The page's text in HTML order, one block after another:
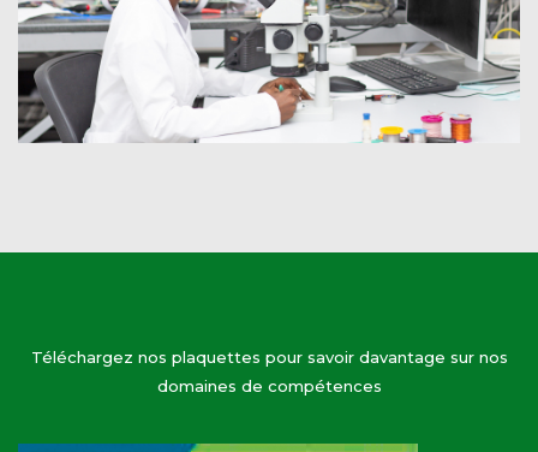
Téléchargez nos plaquettes pour savoir davantage sur nos
domaines de compétences